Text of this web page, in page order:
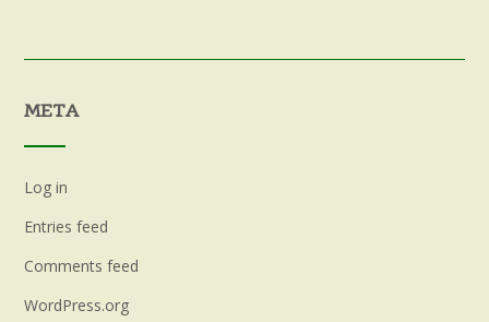
META
Log in
Entries feed
Comments feed
WordPress.org